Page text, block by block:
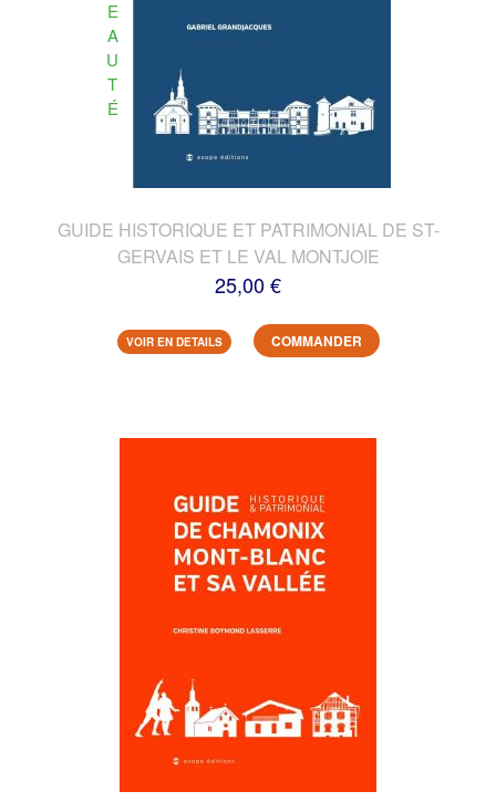
E
A
U
T
É
GUIDE HISTORIQUE ET PATRIMONIAL DE ST-
GERVAIS ET LE VAL MONTJOIE
25,00 €
VOIR EN DETAILS COMMANDER